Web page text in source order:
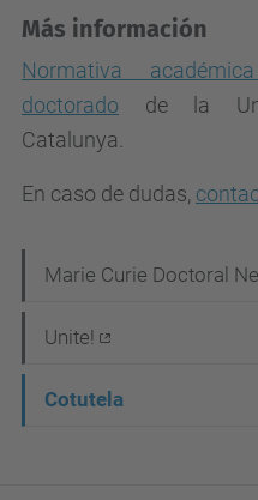
Más información
Normativa
doctorado
de la
Catalunya.
En caso de dudas,
a
v
g
Marie Curie Doctoral
Unite!
Cotutela